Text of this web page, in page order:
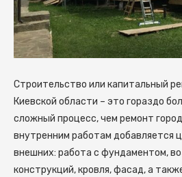
Строительство или капитальный
Киевской области – это гораздо
сложный процесс, чем ремонт
внутренним работам добавляется
внешних: работа с фундаментом,
конструкций, кровля, фасад, а